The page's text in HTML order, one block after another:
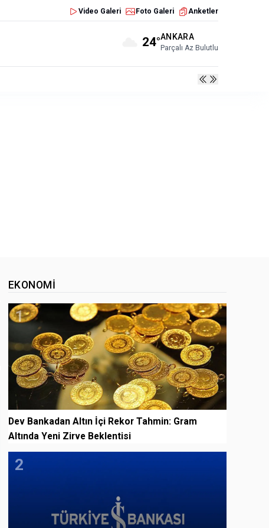
Video Galeri Foto Galeri Anketler
24°ANKARA
Parçalı Az Bulutlu
EKONOMI
1
Dev Bankadan Altın İçi Rekor Tahmin: Gram
Altında Yeni Zirve Beklentisi
2